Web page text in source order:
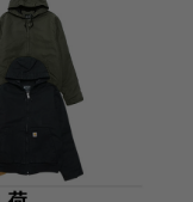
Shipping
覧
フコーディネート